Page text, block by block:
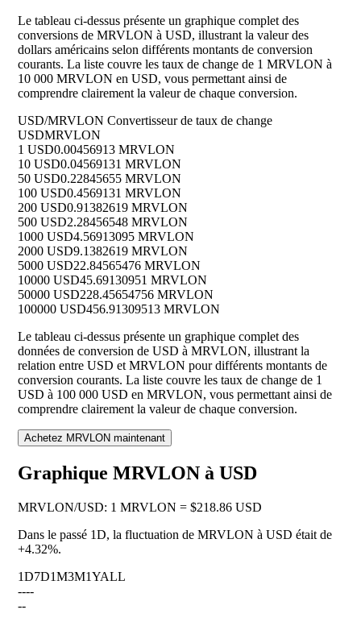
Le tableau ci-dessus présente un graphique complet des
conversions de MRVLON à USD, illustrant la valeur des
dollars américains selon différents montants de conversion
courants. La liste couvre les taux de change de 1 MRVLON à
10 000 MRVLON en USD, vous permettant ainsi de
comprendre clairement la valeur de chaque conversion.
USD/MRVLON Convertisseur de taux de change
USDMRVLON
1 USD0.00456913 MRVLON
10 USD0.04569131 MRVLON
50 USD0.22845655 MRVLON
100 USD0.4569131 MRVLON
200 USD0.91382619 MRVLON
500 USD2.28456548 MRVLON
1000 USD4.56913095 MRVLON
2000 USD9.1382619 MRVLON
5000 USD22.84565476 MRVLON
10000 USD45.69130951 MRVLON
50000 USD228.45654756 MRVLON
100000 USD456.91309513 MRVLON
Le tableau ci-dessus présente un graphique complet des
données de conversion de USD à MRVLON, illustrant la
relation entre USD et MRVLON pour différents montants de
conversion courants. La liste couvre les taux de change de 1
USD à 100 000 USD en MRVLON, vous permettant ainsi de
comprendre clairement la valeur de chaque conversion.
Achetez MRVLON maintenant
Graphique MRVLON à USD
MRVLON/USD: 1 MRVLON = $218.86 USD
Dans le passé 1D, la fluctuation de MRVLON à USD était de
+4.32%.
1D7D1M3M1YALL
----
--